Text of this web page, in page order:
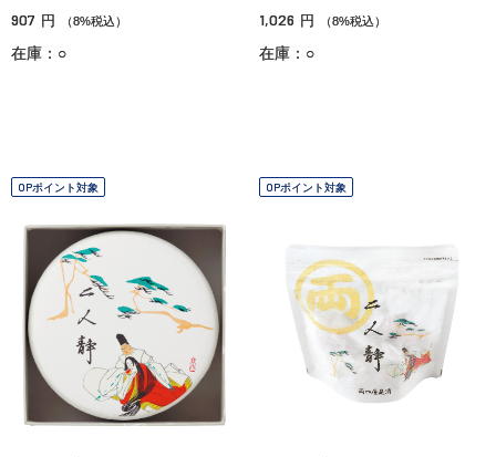
907 円 （8%税込）
在庫：○
1,026 円 （8%税込）
在庫：○
OPポイント対象 OPポイント対象